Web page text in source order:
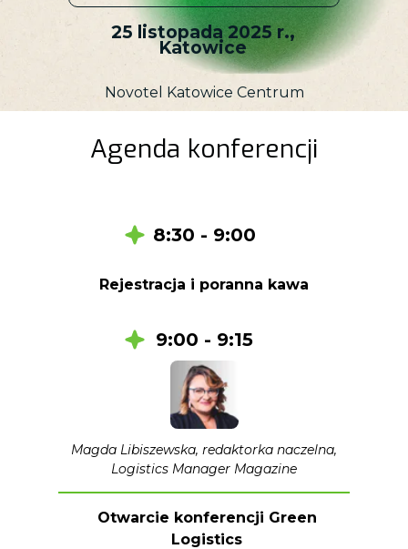
25 listopada 2025 r.,
Katowice
Novotel Katowice Centrum
Agenda konferencji
9:00 - 9:15
Otwarcie konferencji Green
Logistics
Magda Libiszewska, redaktorka naczelna,
Logistics Manager Magazine
8:30 - 9:00
Rejestracja i poranna kawa